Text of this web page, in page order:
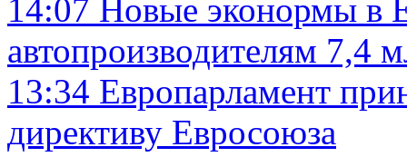
14:07 Новые эконормы в
автопроизводителям 7,4
13:34 Европарламент
директиву Евросоюза